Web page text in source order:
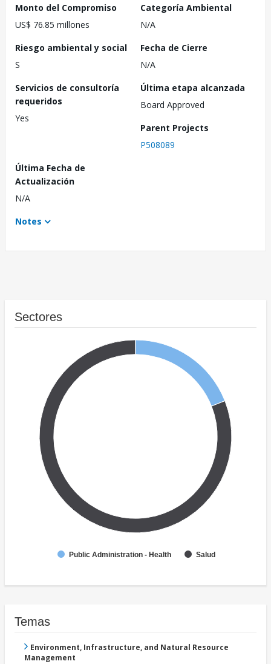
Monto del Compromiso
US$ 76.85 millones
Categoría Ambiental
N/A
Riesgo ambiental y social
S
Fecha de Cierre
N/A
Servicios de consultoría
requeridos
Yes
Última etapa alcanzada
Board Approved
Parent Projects
P508089
Última Fecha de
Actualización
N/A
Notes
Sectores
Public Administration - Health Salud
Temas
Environment, Infrastructure, and Natural Resource
Management